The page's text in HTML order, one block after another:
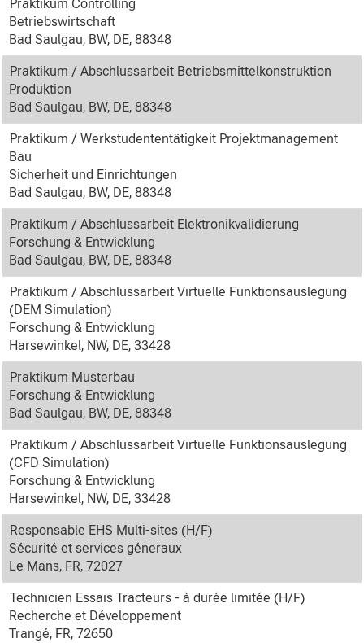
Praktikum Controlling
Betriebswirtschaft
Bad Saulgau, BW, DE, 88348
Praktikum / Abschlussarbeit Betriebsmittelkonstruktion
Produktion
Bad Saulgau, BW, DE, 88348
Praktikum / Werkstudententätigkeit Projektmanagement
Bau
Sicherheit und Einrichtungen
Bad Saulgau, BW, DE, 88348
Praktikum / Abschlussarbeit Elektronikvalidierung
Forschung & Entwicklung
Bad Saulgau, BW, DE, 88348
Praktikum / Abschlussarbeit Virtuelle Funktionsauslegung
(DEM Simulation)
Forschung & Entwicklung
Harsewinkel, NW, DE, 33428
Praktikum Musterbau
Forschung & Entwicklung
Bad Saulgau, BW, DE, 88348
Praktikum / Abschlussarbeit Virtuelle Funktionsauslegung
(CFD Simulation)
Forschung & Entwicklung
Harsewinkel, NW, DE, 33428
Responsable EHS Multi-sites (H/F)
Sécurité et services géneraux
Le Mans, FR, 72027
Technicien Essais Tracteurs - à durée limitée (H/F)
Recherche et Développement
Trangé, FR, 72650